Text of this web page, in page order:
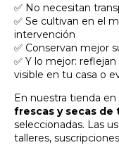
✅ No necesitan
✅ Se cultivan en el
intervención
✅ Conservan mejor
✅ Y lo mejor:
visible en tu casa o
En nuestra tienda
frescas y secas de
seleccionadas. Las
talleres,